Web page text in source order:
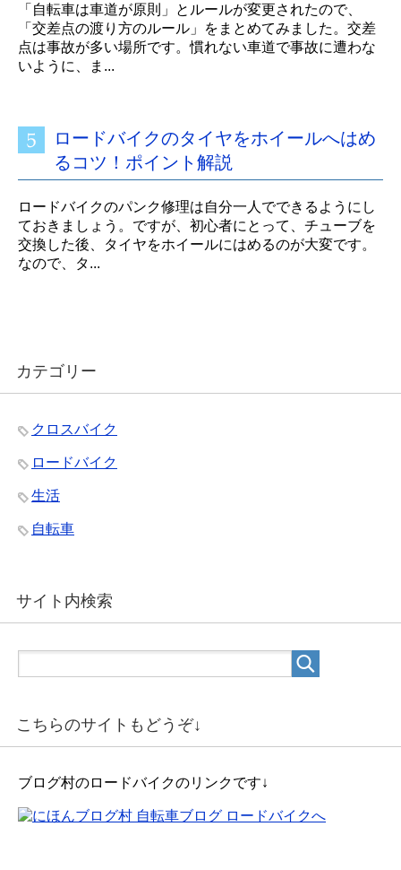
「自転車は車道が原則」とルールが変更されたので、
「交差点の渡り方のルール」をまとめてみました。交差
点は事故が多い場所です。慣れない車道で事故に遭わな
いように、ま...
ロードバイクのタイヤをホイールへはめ
るコツ！ポイント解説
ロードバイクのパンク修理は自分一人でできるようにし
ておきましょう。ですが、初心者にとって、チューブを
交換した後、タイヤをホイールにはめるのが大変です。
なので、タ...
カテゴリー
クロスバイク
ロードバイク
生活
自転車
サイト内検索
こちらのサイトもどうぞ↓
ブログ村のロードバイクのリンクです↓